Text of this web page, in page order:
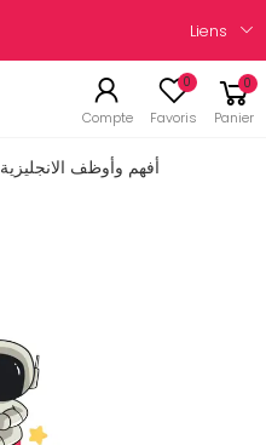
Liens
Compte
0
Favoris
0
Panier
أفهم وأوظف الانجليزية 4